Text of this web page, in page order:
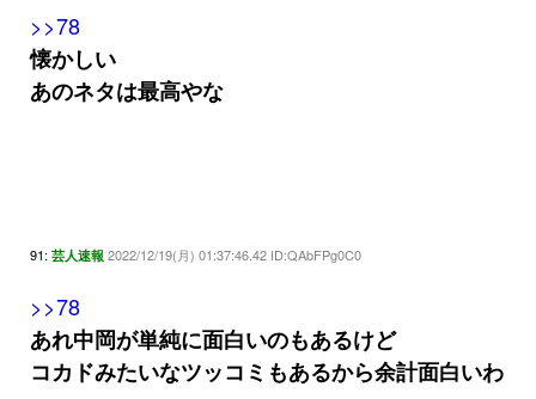
>>78
懐かしい
あのネタは最高やな
91: 芸人速報 2022/12/19(月) 01:37:46.42 ID:QAbFPg0C0
>>78
あれ中岡が単純に面白いのもあるけど
コカドみたいなツッコミもあるから余計面白いわ